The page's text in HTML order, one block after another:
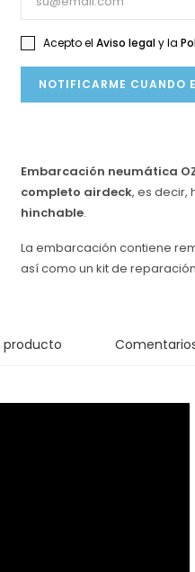
Acepto el Aviso legaly la
NOTIFICARME CUANDO
Embarcación neumática
completo airdeck, es decir,
hinchable.
La embarcación contiene
así como un kit de
producto